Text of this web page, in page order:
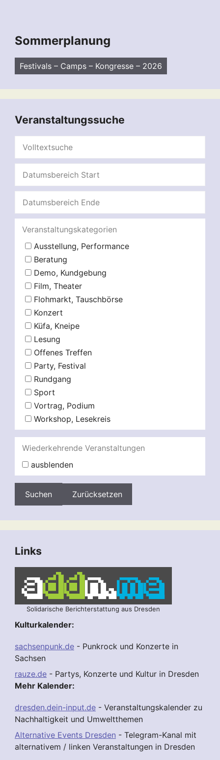
Sommerplanung
Festivals – Camps – Kongresse – 2026
Veranstaltungssuche
Veranstaltungskategorien
Ausstellung, Performance
Beratung
Demo, Kundgebung
Film, Theater
Flohmarkt, Tauschbörse
Konzert
Küfa, Kneipe
Lesung
Offenes Treffen
Party, Festival
Rundgang
Sport
Vortrag, Podium
Workshop, Lesekreis
Wiederkehrende Veranstaltungen
ausblenden
Zurücksetzen
Links
Solidarische Berichterstattung aus Dresden
Kulturkalender:
sachsenpunk.de - Punkrock und Konzerte in
Sachsen
rauze.de - Partys, Konzerte und Kultur in Dresden
Mehr Kalender:
dresden.dein-input.de - Veranstaltungskalender zu
Nachhaltigkeit und Umweltthemen
Alternative Events Dresden - Telegram-Kanal mit
alternativem / linken Veranstaltungen in Dresden